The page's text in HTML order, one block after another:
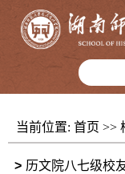
当前位置: 首页 >>
>